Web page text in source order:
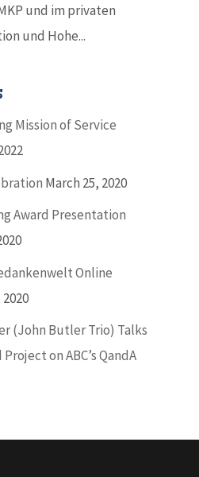
und im privaten
und Hohe...
Mission of Service
March 25, 2020
Award Presentation
Online
(John Butler Trio) Talks
on ABC’s QandA